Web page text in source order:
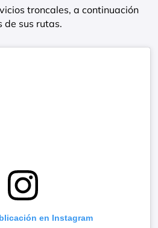
troncales, a continuación
de sus rutas.
en Instagram